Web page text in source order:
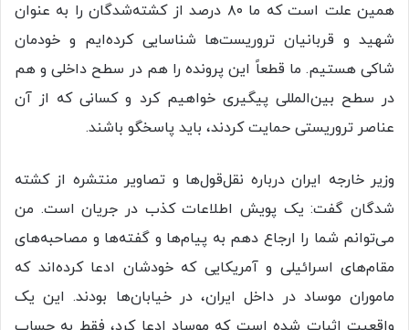
همین علت است که ما ۸۰ درصد از کشته‌شدگان را به عنوان
شهید و قربانیان تروریست‌ها شناسایی کرده‌ایم و خودمان
شاکی هستیم. ما قطعاً این پرونده را هم در سطح داخلی و هم
در سطح بین‌المللی پیگیری خواهیم کرد و کسانی که از آن
عناصر تروریستی حمایت کردند، باید پاسخگو باشند.
وزیر خارجه ایران درباره نقل‌قول‌ها و تصاویر منتشره از کشته
شدگان گفت: یک پویش اطلاعات کذب در جریان است. من
می‌توانم شما را ارجاع دهم به پیام‌ها و گفته‌ها و مصاحبه‌های
مقام‌های اسرائیلی و آمریکایی که خودشان ادعا کرده‌اند که
ماموران موساد در داخل ایران، در خیابان‌ها بودند. این یک